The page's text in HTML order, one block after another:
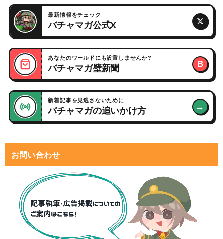
最新情報をチェック
バチャマガ公式X
あなたのワールドにも設置しませんか?
バチャマガ壁新聞 B
新着記事を見逃さないために
バチャマガの追いかけ方 →
お問い合わせ